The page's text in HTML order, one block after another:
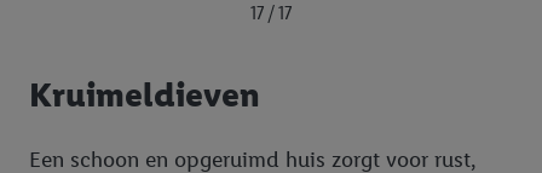
17 / 17
Kruimeldieven
Een schoon en opgeruimd huis zorgt voor rust,